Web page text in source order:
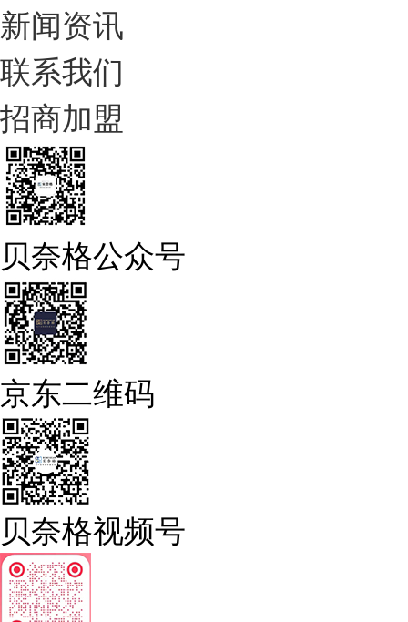
新闻资讯
联系我们
招商加盟
贝奈格公众号
京东二维码
贝奈格视频号